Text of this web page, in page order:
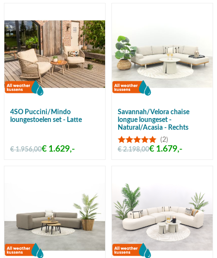
4SO Puccini/Mindo
loungestoelen set - Latte
€ 1.956,00€ 1.629,-
Savannah/Velora chaise
longue loungeset -
Natural/Acasia - Rechts
(2)
€ 2.198,00€ 1.679,-